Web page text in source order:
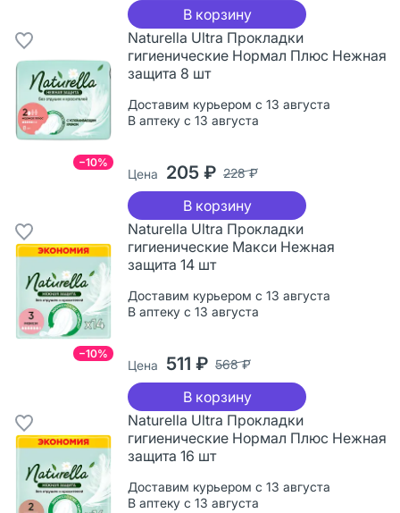
В корзину
−10%
Naturella Ultra Прокладки
гигиенические Нормал Плюс Нежная
защита 8 шт
Доставим курьером с 13 августа
В аптеку с 13 августа
Цена 205 ₽ 228 ₽
В корзину
−10%
Naturella Ultra Прокладки
гигиенические Макси Нежная
защита 14 шт
Доставим курьером с 13 августа
В аптеку с 13 августа
Цена 511 ₽ 568 ₽
В корзину
Naturella Ultra Прокладки
гигиенические Нормал Плюс Нежная
защита 16 шт
Доставим курьером с 13 августа
В аптеку с 13 августа